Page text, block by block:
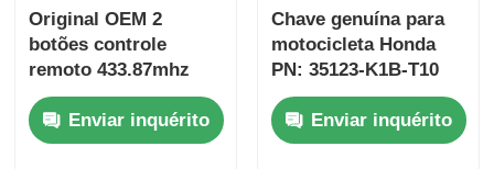
Original OEM 2
botões controle
remoto 433.87mhz
FSK para Su-zuki
Jim-ny 2005-2017
Sem chip 37182-A7
Enviar inquérito
Chave genuína para
motocicleta Honda
PN: 35123-K1B-T10
chave remota de três
botões
FSK433.92MHz chip
Enviar inquérito